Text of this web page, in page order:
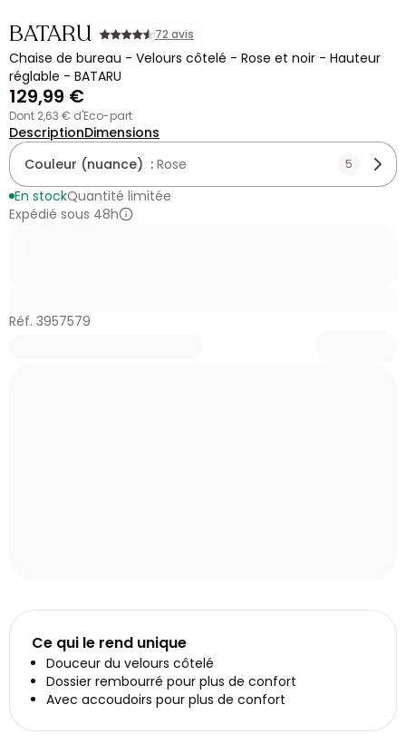
BATARU 72 avis
Chaise de bureau - Velours côtelé - Rose et noir - Hauteur
réglable - BATARU
129,99 €
dont 2,63 € d'Eco-part
DescriptionDimensions
Couleur (nuance) : Rose 5
En stockQuantité limitée
Expédié sous 48h
Réf. 3957579
Ce qui le rend unique
Douceur du velours côtelé
Dossier rembourré pour plus de confort
Avec accoudoirs pour plus de confort